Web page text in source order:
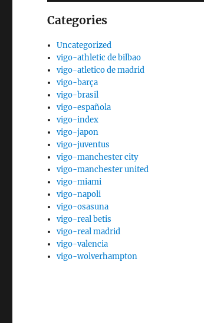
Categories
Uncategorized
vigo-athletic de bilbao
vigo-atletico de madrid
vigo-barça
vigo-brasil
vigo-española
vigo-index
vigo-japon
vigo-juventus
vigo-manchester city
vigo-manchester united
vigo-miami
vigo-napoli
vigo-osasuna
vigo-real betis
vigo-real madrid
vigo-valencia
vigo-wolverhampton